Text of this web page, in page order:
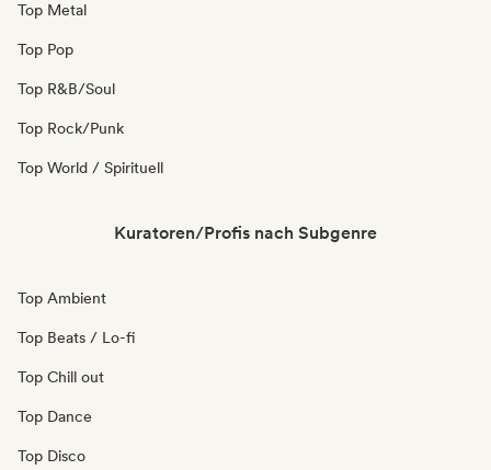
Top Metal
Top Pop
Top R&B/Soul
Top Rock/Punk
Top World / Spirituell
Kuratoren/Profis nach Subgenre
Top Ambient
Top Beats / Lo-fi
Top Chill out
Top Dance
Top Disco